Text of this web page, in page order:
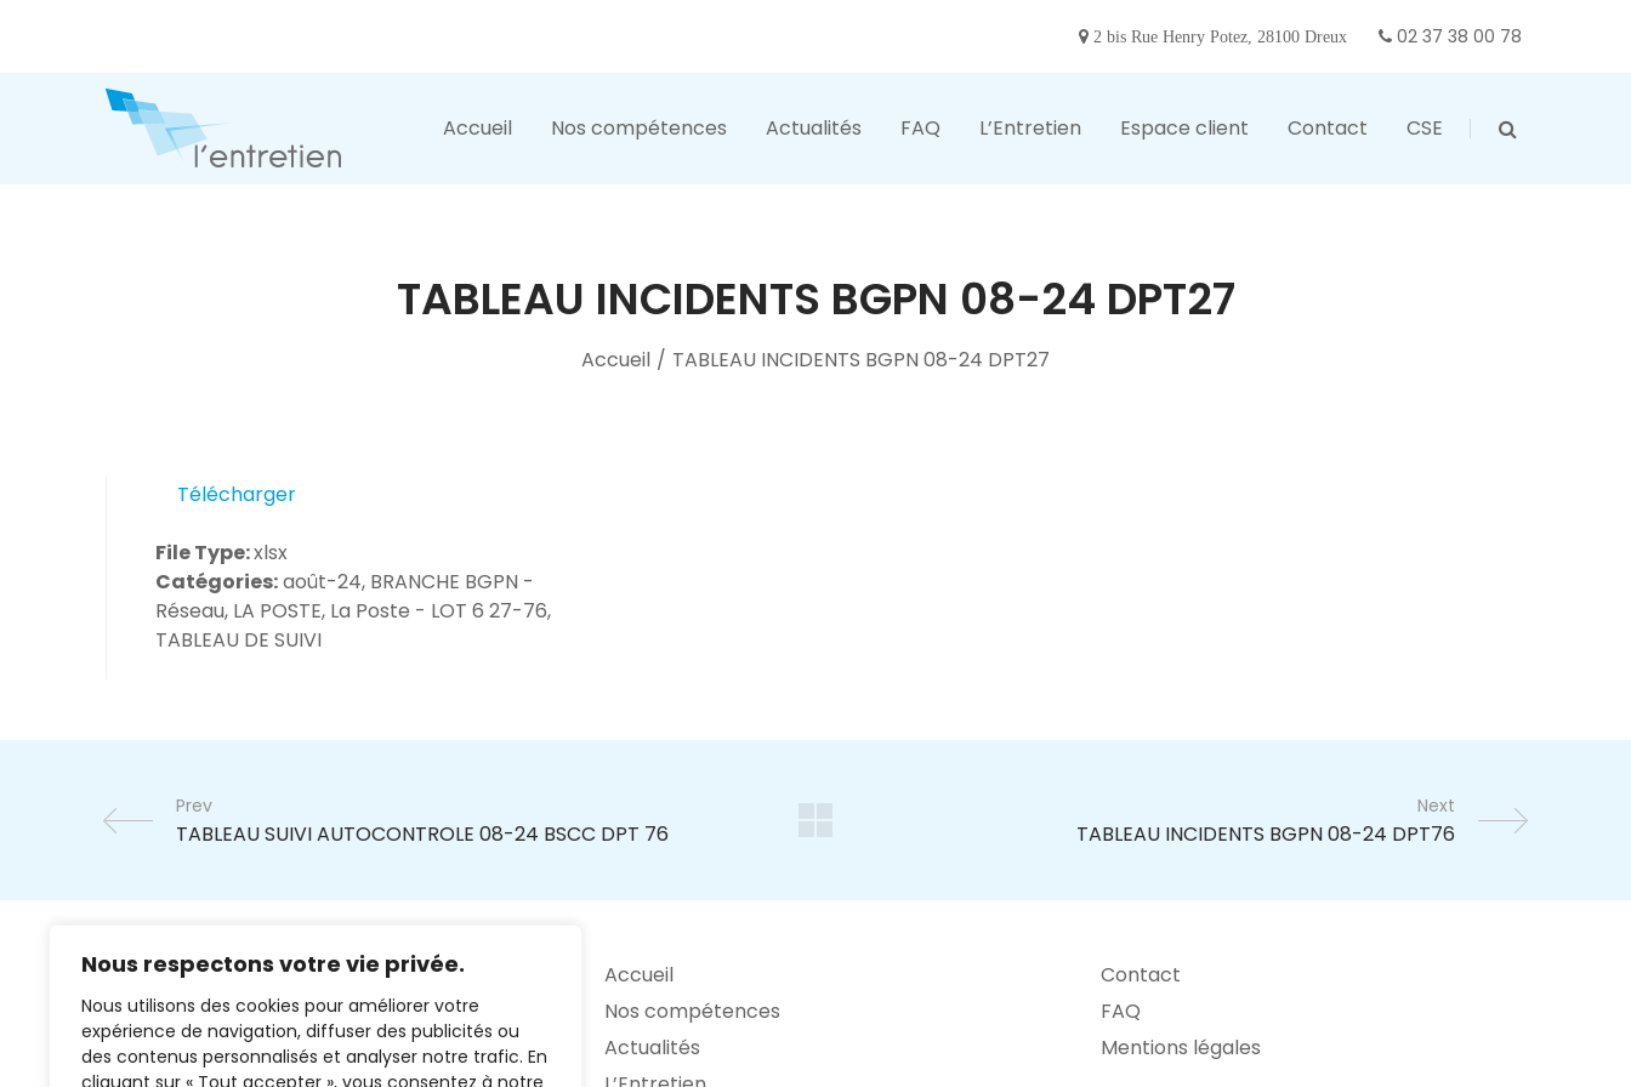
Nous respectons votre vie privée.
Nous utilisons des cookies pour améliorer votre
expérience de navigation, diffuser des publicités ou
des contenus personnalisés et analyser notre trafic. En
cliquant sur « Tout accepter », vous consentez à notre
2 bis Rue Henry Potez, 28100 Dreux 02 37 38 00 78
Accueil Nos compétences Actualités FAQ L’Entretien Espace client Contact CSE
TABLEAU INCIDENTS BGPN 08-24 DPT27
Accueil / TABLEAU INCIDENTS BGPN 08-24 DPT27
Télécharger
File Type:xlsx
Catégories:août-24, BRANCHE BGPN -
Réseau, LA POSTE, La Poste - LOT 6 27-76,
TABLEAU DE SUIVI
Prev Next
Accueil
Nos compétences
Actualités
Contact
FAQ
Mentions légales